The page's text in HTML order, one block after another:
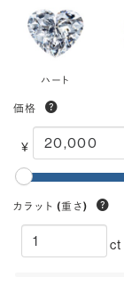
ハート
価格
¥
カラット (重さ)
ct